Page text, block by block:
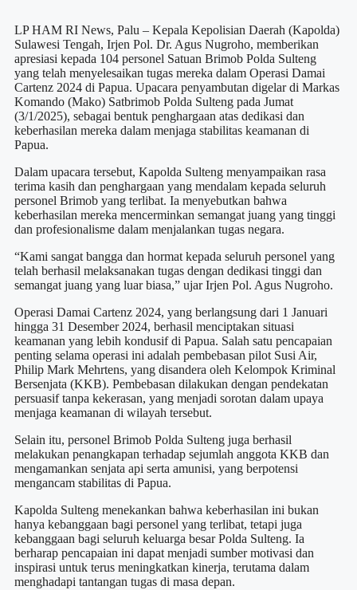
LP HAM RI News, Palu – Kepala Kepolisian Daerah (Kapolda)
Sulawesi Tengah, Irjen Pol. Dr. Agus Nugroho, memberikan
apresiasi kepada 104 personel Satuan Brimob Polda Sulteng
yang telah menyelesaikan tugas mereka dalam Operasi Damai
Cartenz 2024 di Papua. Upacara penyambutan digelar di Markas
Komando (Mako) Satbrimob Polda Sulteng pada Jumat
(3/1/2025), sebagai bentuk penghargaan atas dedikasi dan
keberhasilan mereka dalam menjaga stabilitas keamanan di
Papua.
Dalam upacara tersebut, Kapolda Sulteng menyampaikan rasa
terima kasih dan penghargaan yang mendalam kepada seluruh
personel Brimob yang terlibat. Ia menyebutkan bahwa
keberhasilan mereka mencerminkan semangat juang yang tinggi
dan profesionalisme dalam menjalankan tugas negara.
“Kami sangat bangga dan hormat kepada seluruh personel yang
telah berhasil melaksanakan tugas dengan dedikasi tinggi dan
semangat juang yang luar biasa,” ujar Irjen Pol. Agus Nugroho.
Operasi Damai Cartenz 2024, yang berlangsung dari 1 Januari
hingga 31 Desember 2024, berhasil menciptakan situasi
keamanan yang lebih kondusif di Papua. Salah satu pencapaian
penting selama operasi ini adalah pembebasan pilot Susi Air,
Philip Mark Mehrtens, yang disandera oleh Kelompok Kriminal
Bersenjata (KKB). Pembebasan dilakukan dengan pendekatan
persuasif tanpa kekerasan, yang menjadi sorotan dalam upaya
menjaga keamanan di wilayah tersebut.
Selain itu, personel Brimob Polda Sulteng juga berhasil
melakukan penangkapan terhadap sejumlah anggota KKB dan
mengamankan senjata api serta amunisi, yang berpotensi
mengancam stabilitas di Papua.
Kapolda Sulteng menekankan bahwa keberhasilan ini bukan
hanya kebanggaan bagi personel yang terlibat, tetapi juga
kebanggaan bagi seluruh keluarga besar Polda Sulteng. Ia
berharap pencapaian ini dapat menjadi sumber motivasi dan
inspirasi untuk terus meningkatkan kinerja, terutama dalam
menghadapi tantangan tugas di masa depan.